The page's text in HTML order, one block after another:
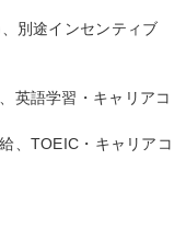
別途インセンティブ
英語学習・キャリアコ
、TOEIC・キャリアコ